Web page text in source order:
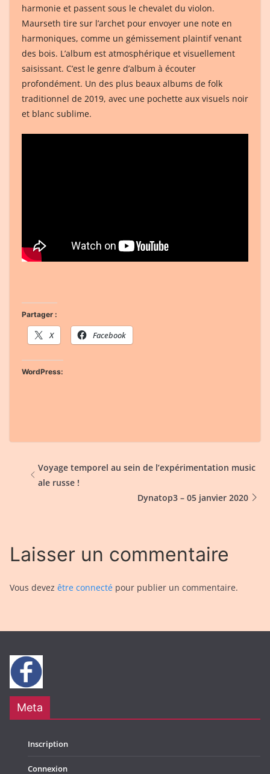
harmonie et passent sous le chevalet du violon.
Maurseth tire sur l’archet pour envoyer une note en
harmoniques, comme un gémissement plaintif venant
des bois. L’album est atmosphérique et visuellement
saisissant. C’est le genre d’album à écouter
profondément. Un des plus beaux albums de folk
traditionnel de 2019, avec une pochette aux visuels noir
et blanc sublime.
Partager :
X Facebook
WordPress:
Voyage temporel au sein de l’expérimentation music
ale russe !
Dynatop3 – 05 janvier 2020
Laisser un commentaire
Vous devez être connecté pour publier un commentaire.
Meta
Inscription
Connexion